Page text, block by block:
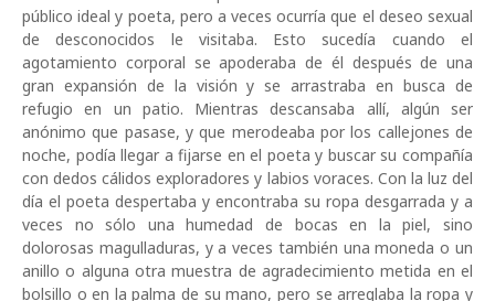
público ideal y poeta, pero a veces ocurría que el deseo sexual
de desconocidos le visitaba. Esto sucedía cuando el
agotamiento corporal se apoderaba de él después de una
gran expansión de la visión y se arrastraba en busca de
refugio en un patio. Mientras descansaba allí, algún ser
anónimo que pasase, y que merodeaba por los callejones de
noche, podía llegar a fijarse en el poeta y buscar su compañía
con dedos cálidos exploradores y labios voraces. Con la luz del
día el poeta despertaba y encontraba su ropa desgarrada y a
veces no sólo una humedad de bocas en la piel, sino
dolorosas magulladuras, y a veces también una moneda o un
anillo o alguna otra muestra de agradecimiento metida en el
bolsillo o en la palma de su mano, pero se arreglaba la ropa y